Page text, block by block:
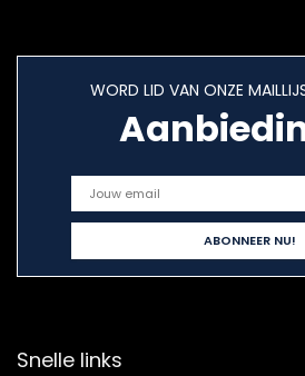
WORD LID VAN ONZE
Snelle links